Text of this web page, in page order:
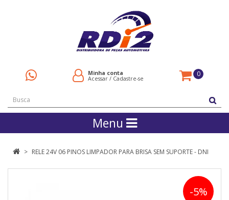
Minha conta
Acessar / Cadastre-se
0
Menu
RELE 24V 06 PINOS LIMPADOR PARA BRISA SEM SUPORTE - DNI
-5%